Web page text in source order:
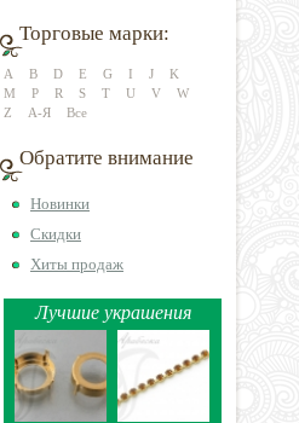
Торговые марки:
A B D E G I J
K
M
P R S T U V
W
Z
А-Я Все
Обратите внимание
Новинки
Скидки
Хиты продаж
Лучшие украшения